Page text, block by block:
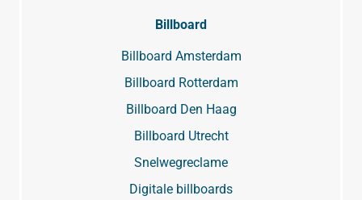
Billboard
Billboard Amsterdam
Billboard Rotterdam
Billboard Den Haag
Billboard Utrecht
Snelwegreclame
Digitale billboards